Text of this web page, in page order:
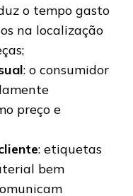
o tempo gasto
na localização
: o consumidor
preço e
: etiquetas
bem